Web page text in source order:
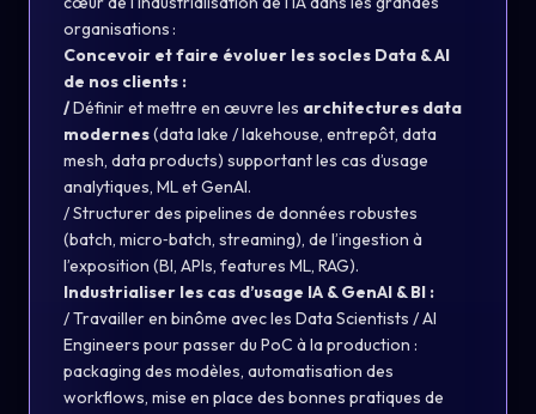
organisations :
Concevoir et faire évoluer les socles Data & AI
de nos clients :
/Définir et mettre en œuvre les architectures data
modernes(data lake / lakehouse, entrepôt, data
mesh, data products) supportant les cas d’usage
analytiques, ML et GenAI.
/ Structurer des pipelines de données robustes
(batch, micro‑batch, streaming), de l’ingestion à
l’exposition (BI, APIs, features ML, RAG).
Industrialiser les cas d’usage IA & GenAI & BI :
/ Travailler en binôme avec les Data Scientists / AI
Engineers pour passer du PoC à la production :
packaging des modèles, automatisation des
workflows, mise en place des bonnes pratiques de